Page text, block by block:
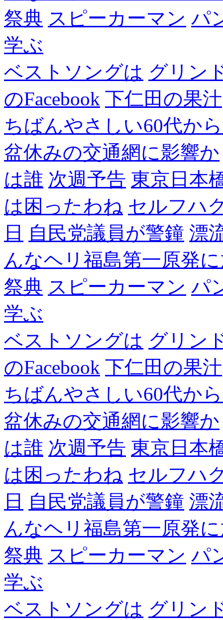
祭典 スピーカーマン パ
学ぶ
ベストソングは グリン
のFacebook 下仁田の果汁
ちばんやさしい60代から
盆休みの交通網に影響か
は誰 次週予告 東京日本
は困ったわね セルフハ
日 自民党議員が警鐘 漂
んなヘリ福島第一原発
祭典 スピーカーマン パ
学ぶ
ベストソングは グリン
のFacebook 下仁田の果汁
ちばんやさしい60代から
盆休みの交通網に影響か
は誰 次週予告 東京日本
は困ったわね セルフハ
日 自民党議員が警鐘 漂
んなヘリ福島第一原発
祭典 スピーカーマン パ
学ぶ
ベストソングは グリン